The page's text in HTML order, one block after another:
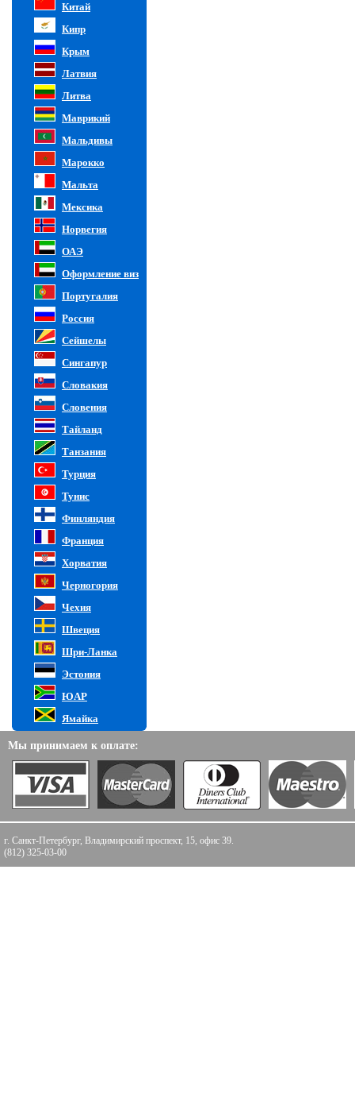
Китай
Кипр
Крым
Латвия
Литва
Маврикий
Мальдивы
Марокко
Мальта
Мексика
Норвегия
ОАЭ
Оформление виз
Португалия
Россия
Сейшелы
Сингапур
Словакия
Словения
Тайланд
Танзания
Турция
Тунис
Финляндия
Франция
Хорватия
Черногория
Чехия
Швеция
Шри-Ланка
Эстония
ЮАР
Ямайка
Мы принимаем к оплате:
г. Санкт-Петербург, Владимирский проспект, 15, офис 39.
(812) 325-03-00